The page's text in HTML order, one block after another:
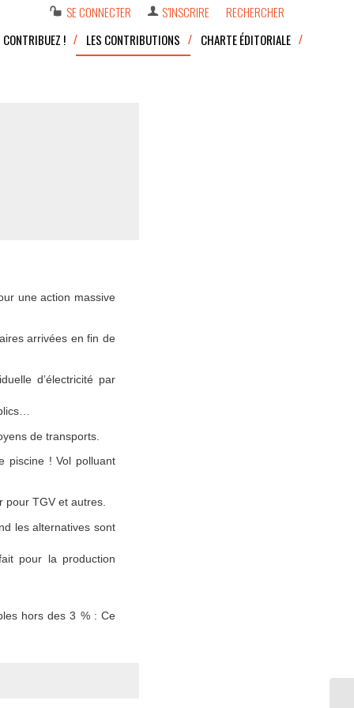
SE CONNECTER S’INSCRIRE
RECHERCHER
CONTRIBUEZ !
LES CONTRIBUTIONS CHARTE ÉDITORIALE
une action massive
arrivées en fin de
d’électricité par
de transports.
piscine ! Vol polluant
pour TGV et autres.
les alternatives sont
pour la production
hors des 3 % : Ce